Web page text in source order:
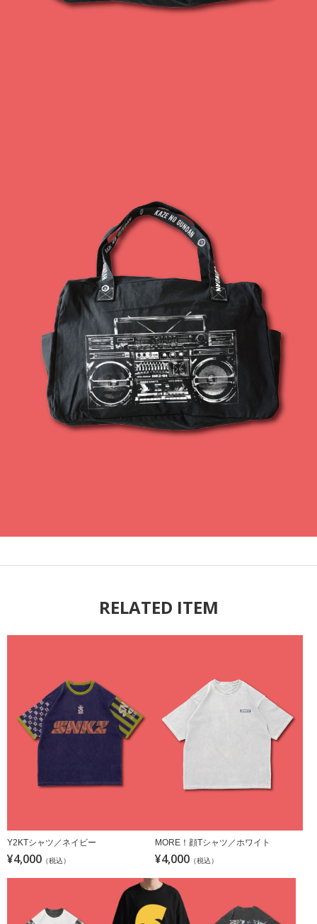
RELATED ITEM
Y2KTシャツ／ネイビー
¥4,000 （税込）
MORE！顔Tシャツ／ホワイト
¥4,000 （税込）